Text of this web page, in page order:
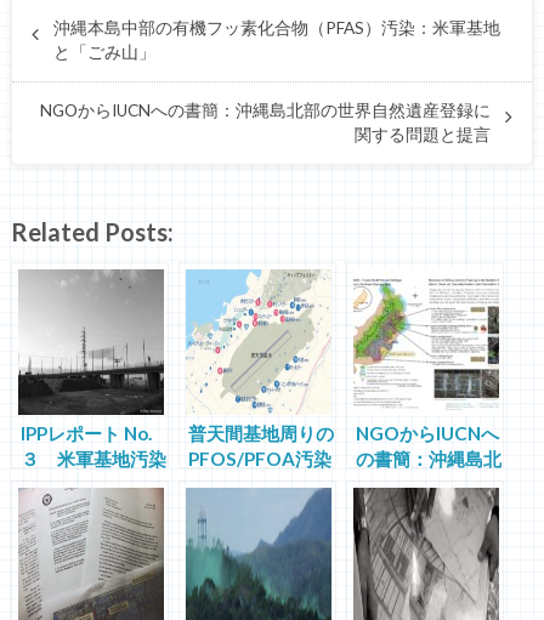
沖縄本島中部の有機フッ素化合物（PFAS）汚染：米軍基地
と「ごみ山」
NGOからIUCNへの書簡：沖縄島北部の世界自然遺産登録に
関する問題と提言
Related Posts:
IPPレポート No.
３ 米軍基地汚染
地の「原状回復」
はいくらかかるの
か：沖縄市サッカ
ー場汚染関係経費
中間報告
普天間基地周りの
PFOS/PFOA汚染
: 宜野湾市の当事
者性を問う
NGOからIUCNへ
の書簡：沖縄島北
部の世界自然遺産
登録に関する問題
と提言